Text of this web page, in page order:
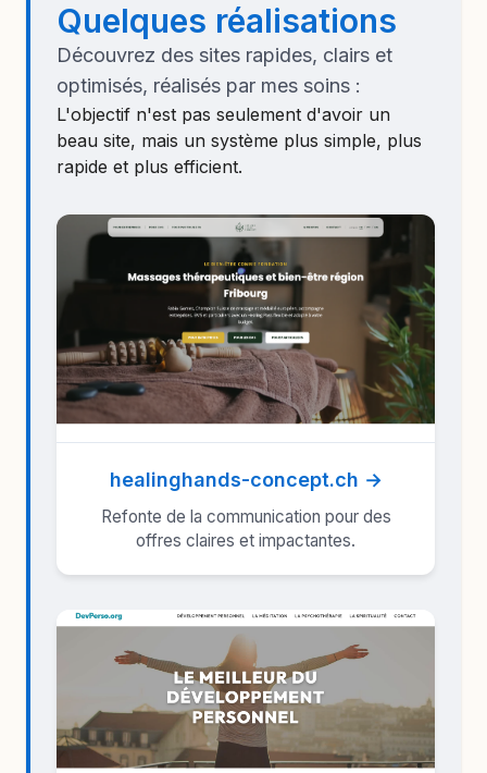
Quelques réalisations
Découvrez des sites rapides, clairs et
optimisés, réalisés par mes soins :
L'objectif n'est pas seulement d'avoir un
beau site, mais un système plus simple, plus
rapide et plus efficient.
healinghands-concept.ch →
Refonte de la communication pour des
offres claires et impactantes.